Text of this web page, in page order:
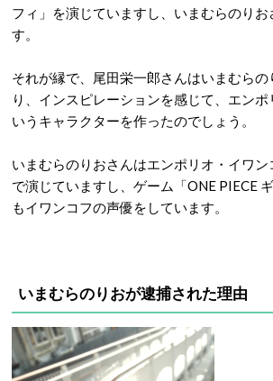
フィ」を演じていますし、いまむらのり
す。
それが縁で、尾田栄一郎さんはいまむら
り、インスピレーションを感じて、エンポ
いうキャラクターを作ったのでしょう。
いまむらのりおさんはエンポリオ・イワン
で演じていますし、ゲーム「ONE PIECE
もイワンコフの声優をしています。
いまむらのりおが逮捕された理由